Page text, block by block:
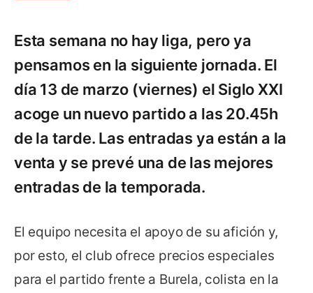
Esta semana no hay liga, pero ya
pensamos en la siguiente jornada. El
día 13 de marzo (viernes) el Siglo XXI
acoge un nuevo partido a las 20.45h
de la tarde. Las entradas ya están a la
venta y se prevé una de las mejores
entradas de la temporada.
El equipo necesita el apoyo de su afición y,
por esto, el club ofrece precios especiales
para el partido frente a Burela, colista en la